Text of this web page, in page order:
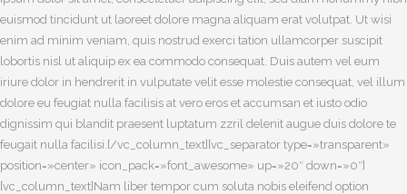
euismod tincidunt ut laoreet dolore magna aliquam erat volutpat. Ut wisi
enim ad minim veniam, quis nostrud exerci tation ullamcorper suscipit
lobortis nisl ut aliquip ex ea commodo consequat. Duis autem vel eum
iriure dolor in hendrerit in vulputate velit esse molestie consequat, vel illum
dolore eu feugiat nulla facilisis at vero eros et accumsan et iusto odio
dignissim qui blandit praesent luptatum zzril delenit augue duis dolore te
feugait nulla facilisi.[/vc_column_text][vc_separator type=»transparent»
position=»center» icon_pack=»font_awesome» up=»20″ down=»0″]
[vc_column_text]Nam liber tempor cum soluta nobis eleifend option